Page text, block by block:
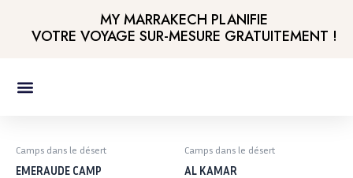
contenu
MY MARRAKECH PLANIFIE
VOTRE VOYAGE SUR-MESURE GRATUITEMENT !
Camps dans le désert
EMERAUDE CAMP
Camps dans le désert
AL KAMAR